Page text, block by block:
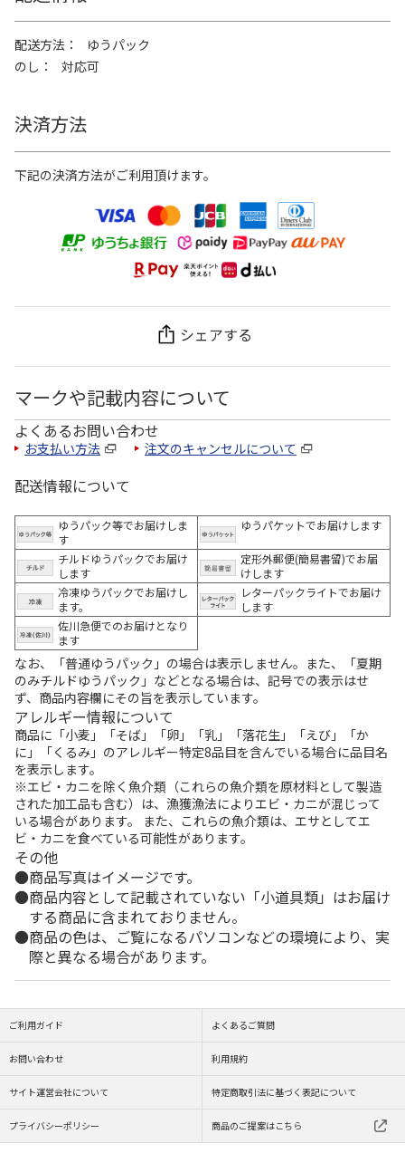
配送方法
ゆうパック
のし
対応可
決済方法
下記の決済方法がご利用頂けます。
シェアする
マークや記載内容について
よくあるお問い合わせ
お支払い方法 注文のキャンセルについて
配送情報について
ゆうパック等でお届けしま
す
ゆうパケットでお届けします
チルドゆうパックでお届け
します
定形外郵便(簡易書留)でお届
けします
冷凍ゆうパックでお届けし
ます。
レターパックライトでお届け
します
佐川急便でのお届けとなり
ます
なお、「普通ゆうパック」の場合は表示しません。また、「夏期
のみチルドゆうパック」などとなる場合は、記号での表示はせ
ず、商品内容欄にその旨を表示しています。
アレルギー情報について
商品に「小麦」「そば」「卵」「乳」「落花生」「えび」「か
に」「くるみ」のアレルギー特定8品目を含んでいる場合に品目名
を表示します。
※エビ・カニを除く魚介類（これらの魚介類を原材料として製造
された加工品も含む）は、漁獲漁法によりエビ・カニが混じって
いる場合があります。 また、これらの魚介類は、エサとしてエ
ビ・カニを食べている可能性があります。
その他
商品写真はイメージです。
商品内容として記載されていない「小道具類」はお届け
する商品に含まれておりません。
商品の色は、ご覧になるパソコンなどの環境により、実
際と異なる場合があります。
ご利用ガイド よくあるご質問
お問い合わせ 利用規約
サイト運営会社について 特定商取引法に基づく表記について
プライバシーポリシー 商品のご提案はこちら